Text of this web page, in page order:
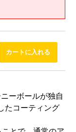
ーボールが独自
たコーティング